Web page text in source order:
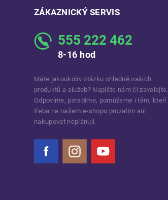
ZÁKAZNICKÝ SERVIS
555 222 462
8-16 hod
Máte jakoukoliv otázku ohledně našich
produktů a služeb? Napište nám či zavolejte.
Odpovíme, poradíme, pomůžeme i těm, kteří
třeba na našem e-shopu prozatím ani
nakupovat neplánují.
Instagram